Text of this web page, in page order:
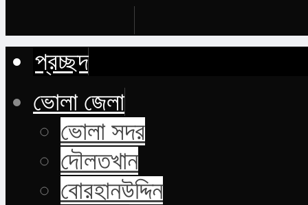
প্রচ্ছদ
ভোলা জেলা
ভোলা সদর
দৌলতখান
বোরহানউদ্দিন